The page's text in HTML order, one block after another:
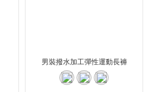
男裝撥水加工彈性運動長褲